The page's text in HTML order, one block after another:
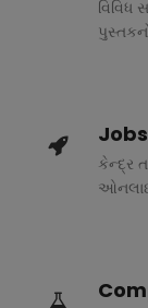
વિવિધ
કેન્દ્ર